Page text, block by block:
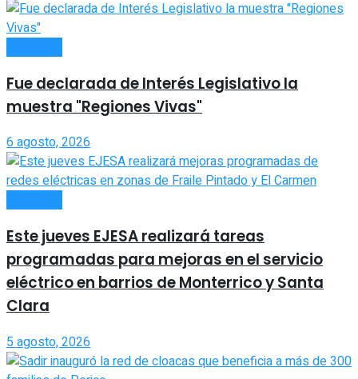
Fue declarada de Interés Legislativo la
muestra "Regiones Vivas"
6 agosto, 2026
Este jueves EJESA realizará tareas
programadas para mejoras en el servicio
eléctrico en barrios de Monterrico y Santa
Clara
5 agosto, 2026